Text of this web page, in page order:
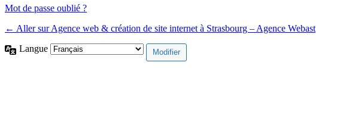
Mot de passe oublié ?
← Aller sur Agence web & création de site internet à Strasbourg – Agence Webast
Langue